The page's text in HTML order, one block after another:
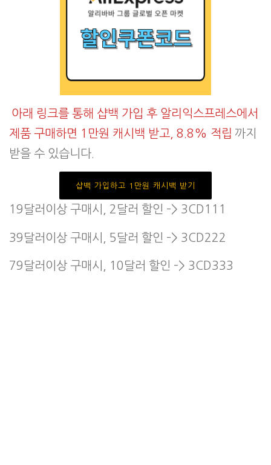
아래 링크를 통해 샵백 가입 후 알리익스프레스에서
제품 구매하면 1만원 캐시백 받고, 8.8% 적립 까지
받을 수 있습니다.
샵백 가입하고 1만원 캐시백 받기
19달러이상 구매시, 2달러 할인 –> 3CD111
39달러이상 구매시, 5달러 할인 –> 3CD222
79달러이상 구매시, 10달러 할인 –> 3CD333